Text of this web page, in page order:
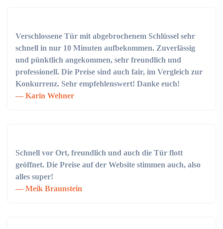
Verschlossene Tür mit abgebrochenem Schlüssel sehr
schnell in nur 10 Minuten aufbekommen. Zuverlässig
und pünktlich angekommen, sehr freundlich und
professionell. Die Preise sind auch fair, im Vergleich zur
Konkurrenz. Sehr empfehlenswert! Danke euch!
Karin Wehner
Schnell vor Ort, freundlich und auch die Tür flott
geöffnet. Die Preise auf der Website stimmen auch, also
alles super!
Meik Braunstein